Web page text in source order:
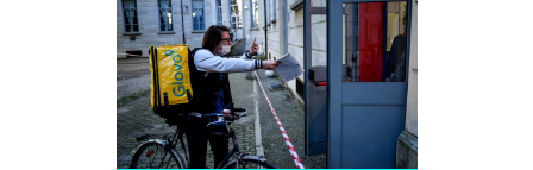
ABOUT
AREA
DEGENERAZIONE
GAZA FREESTYLE